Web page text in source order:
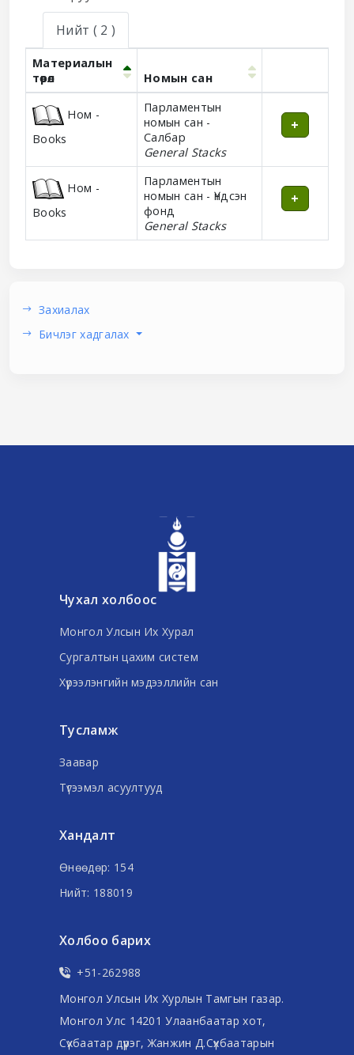
Нийт ( 2 )
Материалын
төрөл
Номын сан
Ном -
Books
Парламентын
номын сан -
Салбар
General Stacks
Ном -
Books
Парламентын
номын сан - Үндсэн
фонд
General Stacks
Захиалах
Бичлэг хадгалах
Чухал холбоос
Монгол Улсын Их Хурал
Сургалтын цахим систем
Хүрээлэнгийн мэдээллийн сан
Тусламж
Заавар
Түгээмэл асуултууд
Хандалт
Өнөөдөр: 154
Нийт: 188019
Холбоо барих
+51-262988
Монгол Улсын Их Хурлын Тамгын газар.
Монгол Улс 14201 Улаанбаатар хот,
Сүхбаатар дүүрэг, Жанжин Д.Сүхбаатарын